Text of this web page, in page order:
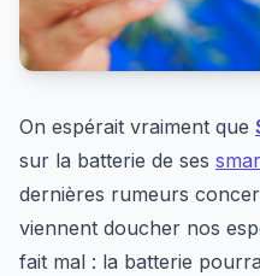
On espérait vraiment que
sur la batterie de ses
dernières rumeurs
viennent doucher nos
fait mal : la batterie